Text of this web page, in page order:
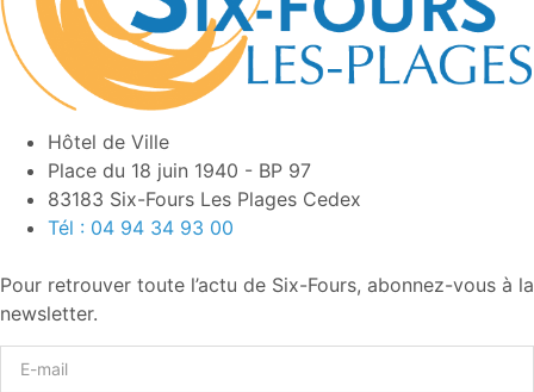
Hôtel de Ville
Place du 18 juin 1940 - BP 97
83183 Six-Fours Les Plages Cedex
Tél : 04 94 34 93 00
Pour retrouver toute l’actu de Six-Fours, abonnez-vous à la
newsletter.